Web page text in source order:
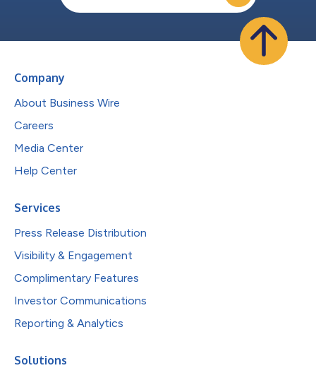
Company
About Business Wire
Careers
Media Center
Help Center
Services
Press Release Distribution
Visibility & Engagement
Complimentary Features
Investor Communications
Reporting & Analytics
Solutions